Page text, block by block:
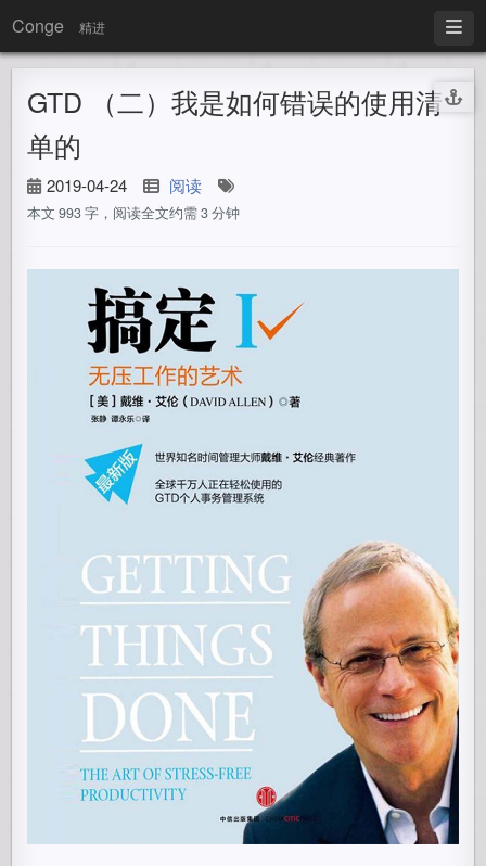
Conge 精进
GTD （二）我是如何错误的使用清
单的
2019-04-24 阅读
本文 993 字，阅读全文约需 3 分钟